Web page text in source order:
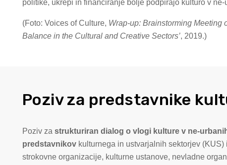
politike, ukrepi in financiranje bolje podpirajo kulturo v
(Foto: Voices of Culture, Wrap-up: Brainstorming Meeting
Balance in the Cultural and Creative Sectors’, 2019.)
Poziv za predstavnike
Poziv za strukturiran dialog o vlogi kulture v ne-
predstavnikov kulturnega in ustvarjalnih sektorjev (KUS)
strokovne organizacije, kulturne ustanove, nevladne